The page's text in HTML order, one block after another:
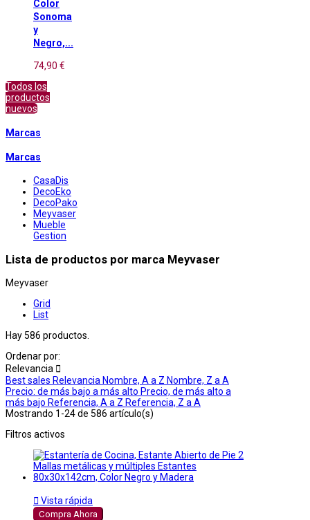
Color
Sonoma
y
Negro,...
74,90 €
Todos los
productos
nuevos
Marcas
Marcas
CasaDis
DecoEko
DecoPako
Meyvaser
Mueble
Gestion
Lista de productos por marca Meyvaser
Meyvaser
Grid
List
Hay 586 productos.
Ordenar por:
Relevancia 
Best sales Relevancia Nombre, A a Z Nombre, Z a A
Precio: de más bajo a más alto Precio, de más alto a
más bajo Referencia, A a Z Referencia, Z a A
Mostrando 1-24 de 586 artículo(s)
Filtros activos
 Vista rápida
Compra Ahora